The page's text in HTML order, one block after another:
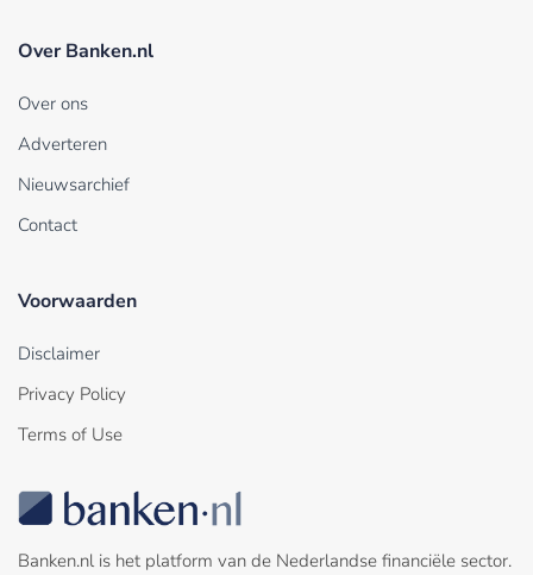
Over Banken.nl
Over ons
Adverteren
Nieuwsarchief
Contact
Voorwaarden
Disclaimer
Privacy Policy
Terms of Use
Banken.nl is het platform van de Nederlandse financiële sector.